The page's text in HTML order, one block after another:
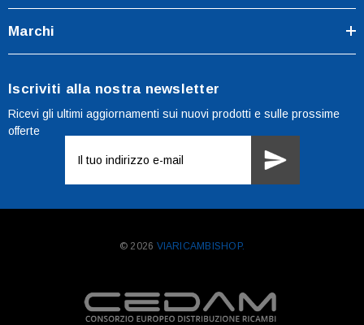
Marchi
Iscriviti alla nostra newsletter
Ricevi gli ultimi aggiornamenti sui nuovi prodotti e sulle prossime
offerte
mail
© 2026 VIARICAMBISHOP.